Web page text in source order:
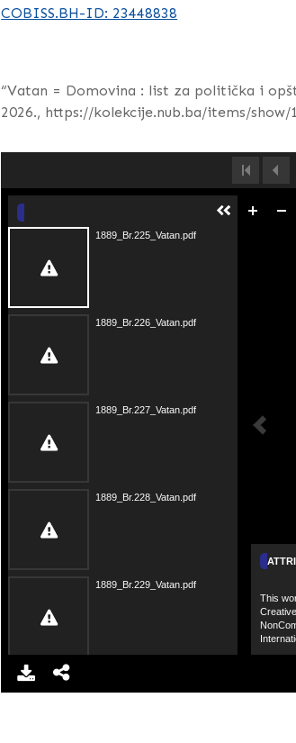
COBISS.BH-ID: 23448838
“Vatan = Domovina : list za politička i
2026., https://kolekcije.nub.ba/items/show/
This
1889_Br.225_Vatan.pdf
1889_Br.226_Vatan.pdf
1889_Br.227_Vatan.pdf
1889_Br.228_Vatan.pdf
1889_Br.229_Vatan.pdf